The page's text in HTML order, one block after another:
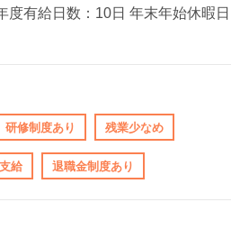
度有給日数：10日 年末年始休暇日
研修制度あり 残業少なめ
給 退職金制度あり